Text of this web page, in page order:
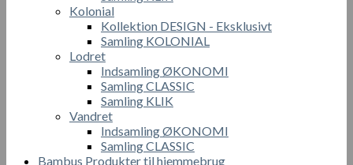
Kolonial
Kollektion DESIGN - Eksklusivt
Samling KOLONIAL
Lodret
Indsamling ØKONOMI
Samling CLASSIC
Samling KLIK
Vandret
Indsamling ØKONOMI
Samling CLASSIC
Bambus Produkter til hjemmebrug